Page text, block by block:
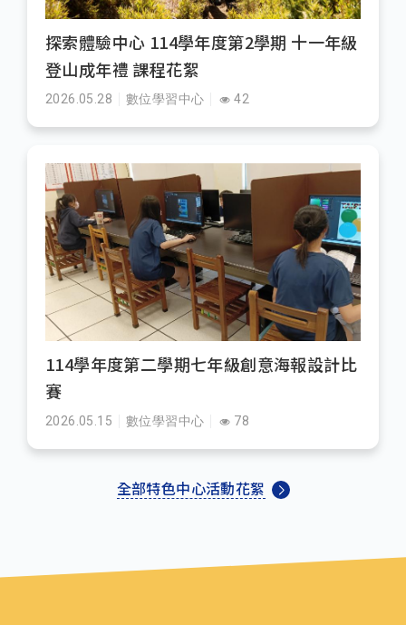
探索體驗中心 114學年度第2學期 十一年級
登山成年禮 課程花絮
2026.05.28 數位學習中心 42
114學年度第二學期七年級創意海報設計比
賽
2026.05.15 數位學習中心 78
全部特色中心活動花絮